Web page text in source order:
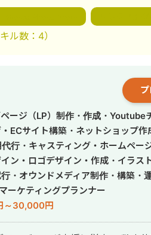
ル数：4）
ージ（LP）制作・作成・Youtube
ECサイト構築・ネットショップ作
行・キャスティング・ホームペー
ン・ロゴデザイン・作成・イラス
・オウンドメディア制作・構築・
マーケティングプランナー
～30,000円